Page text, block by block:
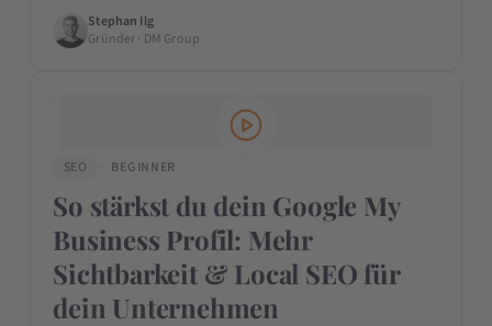
Stephan Ilg
Gründer · DM Group
SEO BEGINNER
So stärkst du dein Google My
Business Profil: Mehr
Sichtbarkeit & Local SEO für
dein Unternehmen